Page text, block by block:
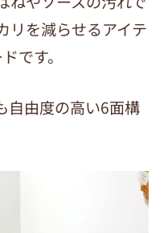
リを減らせるアイテ
です。
自由度の高い6面構